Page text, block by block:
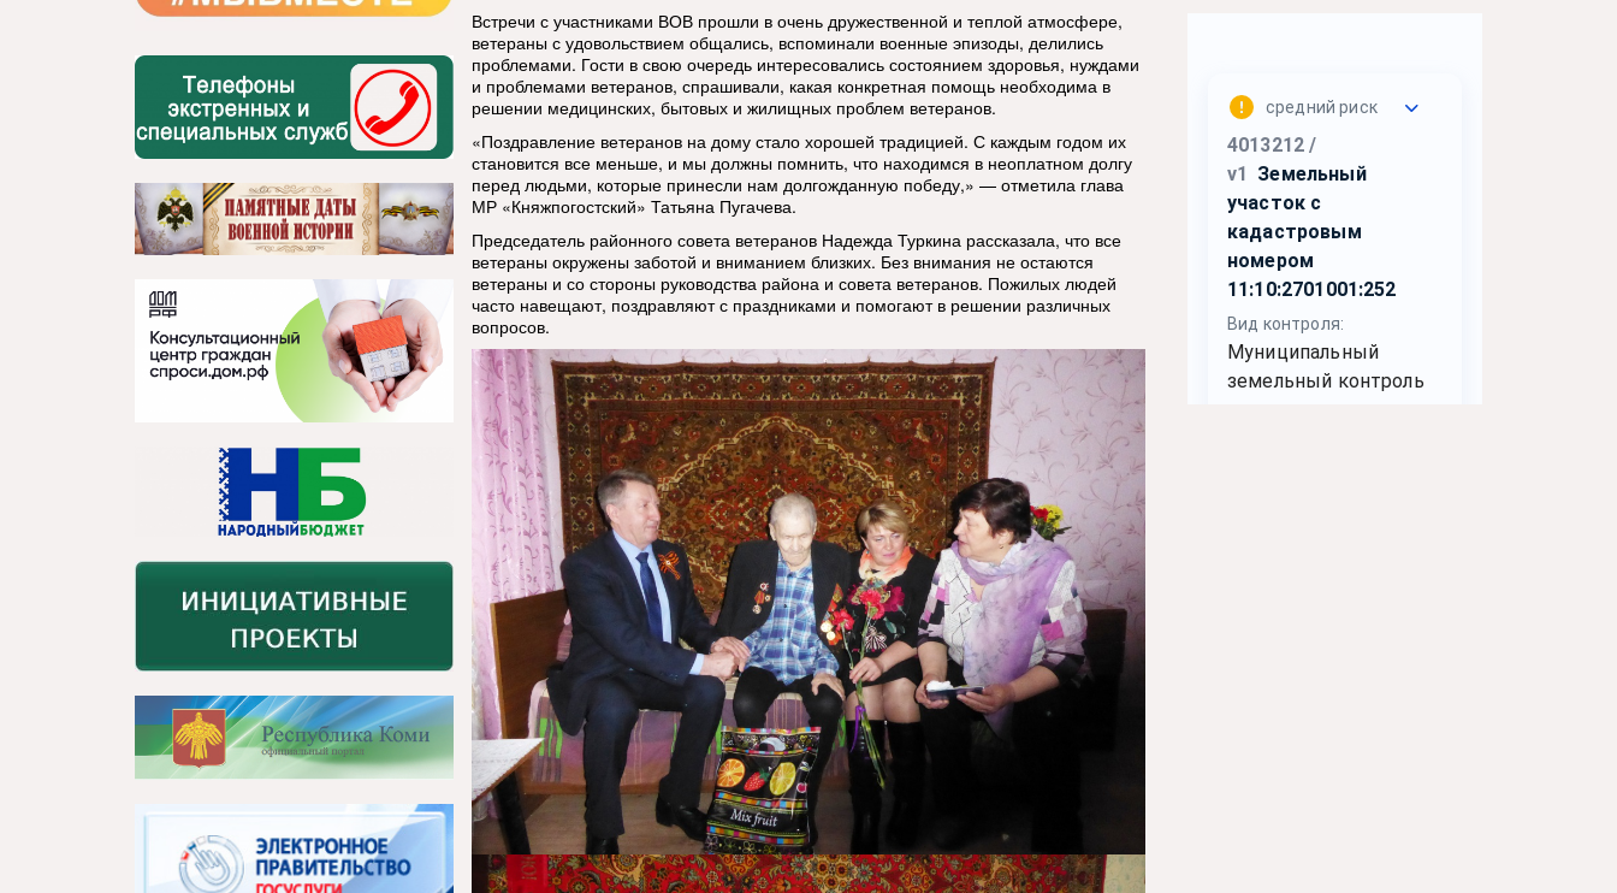
Встречи с участниками ВОВ прошли в очень дружественной и теплой атмосфере,
ветераны с удовольствием общались, вспоминали военные эпизоды, делились
проблемами. Гости в свою очередь интересовались состоянием здоровья, нуждами
и проблемами ветеранов, спрашивали, какая конкретная помощь необходима в
решении медицинских, бытовых и жилищных проблем ветеранов.
«Поздравление ветеранов на дому стало хорошей традицией. С каждым годом их
становится все меньше, и мы должны помнить, что находимся в неоплатном долгу
перед людьми, которые принесли нам долгожданную победу,» — отметила глава
МР «Княжпогостский» Татьяна Пугачева.
Председатель районного совета ветеранов Надежда Туркина рассказала, что все
ветераны окружены заботой и вниманием близких. Без внимания не остаются
ветераны и со стороны руководства района и совета ветеранов. Пожилых людей
часто навещают, поздравляют с праздниками и помогают в решении различных
вопросов.